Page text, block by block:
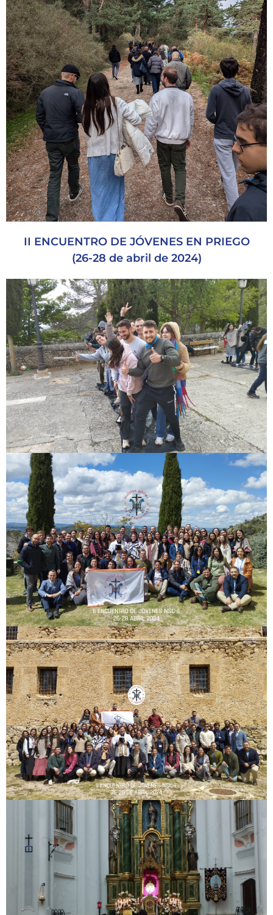
II ENCUENTRO DE JÓVENES EN PRIEGO
(26-28 de abril de 2024)